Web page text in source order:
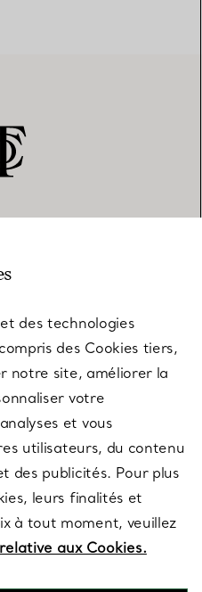
des technologies
des Cookies tiers,
notre site, améliorer la
votre
et vous
utilisateurs, du contenu
des publicités. Pour plus
leurs finalités et
à tout moment, veuillez
aux Cookies.